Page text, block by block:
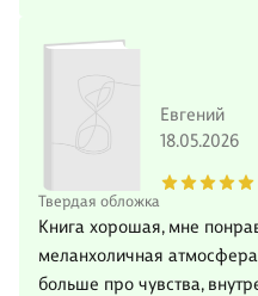
Твердая обложка
Евгений
18.05.2026
Книга хорошая, мне
меланхоличная
больше про чувства,